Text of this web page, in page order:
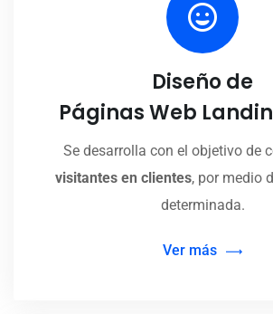
Diseño de
Páginas Web
Se desarrolla con el objetivo de
visitantes en clientes, por medio
determinada.
Ver más